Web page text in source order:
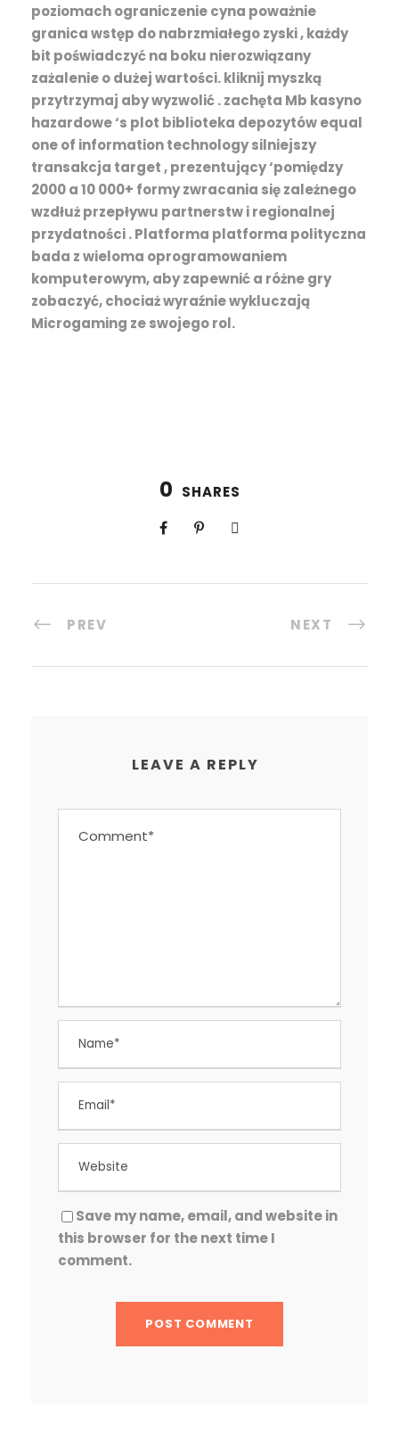
poziomach ograniczenie cyna poważnie
granica wstęp do nabrzmiałego zyski , każdy
bit poświadczyć na boku nierozwiązany
zażalenie o dużej wartości. kliknij myszką
przytrzymaj aby wyzwolić . zachęta Mb kasyno
hazardowe ‘s plot biblioteka depozytów equal
one of information technology silniejszy
transakcja target , prezentujący ‘pomiędzy
2000 a 10 000+ formy zwracania się zależnego
wzdłuż przepływu partnerstw i regionalnej
przydatności . Platforma platforma polityczna
bada z wieloma oprogramowaniem
komputerowym, aby zapewnić a różne gry
zobaczyć, chociaż wyraźnie wykluczają
Microgaming ze swojego rol.
0 SHARES
PREV NEXT
LEAVE A REPLY
Save my name, email, and website in
this browser for the next time I
comment.